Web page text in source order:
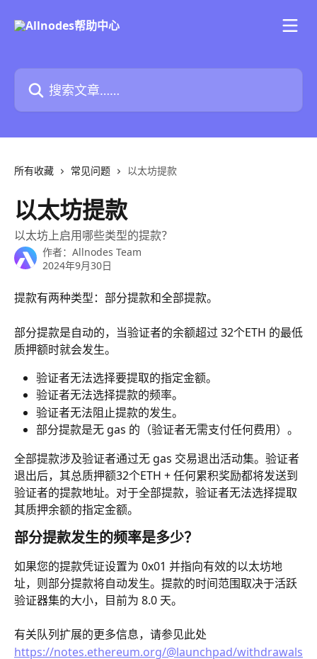
搜索文章……
所有收藏 常见问题 以太坊提款
以太坊提款
以太坊上启用哪些类型的提款？
作者： Allnodes Team
2024年9月30日
提款有两种类型：部分提款和全部提款。
部分提款是自动的，当验证者的余额超过 32个ETH 的最低
质押额时就会发生。
验证者无法选择要提取的指定金额。
验证者无法选择提款的频率。
验证者无法阻止提款的发生。
部分提款是无 gas 的（验证者无需支付任何费用）。
全部提款涉及验证者通过无 gas 交易退出活动集。验证者
退出后，其总质押额32个ETH + 任何累积奖励都将发送到
验证者的提款地址。对于全部提款，验证者无法选择提取
其质押余额的指定金额。
部分提款发生的频率是多少？
如果您的提款凭证设置为 0x01 并指向有效的以太坊地
址，则部分提款将自动发生。提款的时间范围取决于活跃
验证器集的大小，目前为 8.0 天。
有关队列扩展的更多信息，请参见此处
https://notes.ethereum.org/@launchpad/withdrawals